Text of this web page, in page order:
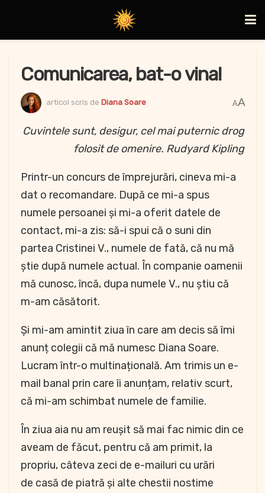
Comunicarea, bat-o vina!
articol scris de Diana Soare AA
Cuvintele sunt, desigur, cel mai puternic drog
folosit de omenire. Rudyard Kipling
Printr-un concurs de împrejurări, cineva mi-a
dat o recomandare. După ce mi-a spus
numele persoanei și mi-a oferit datele de
contact, mi-a zis: să-i spui că o suni din
partea Cristinei V., numele de fată, că nu mă
știe după numele actual. În companie oamenii
mă cunosc, încă, dupa numele V., nu știu că
m-am căsătorit.
Și mi-am amintit ziua în care am decis să îmi
anunț colegii că mă numesc Diana Soare.
Lucram într-o multinațională. Am trimis un e-
mail banal prin care îi anunțam, relativ scurt,
că mi-am schimbat numele de familie.
În ziua aia nu am reușit să mai fac nimic din ce
aveam de făcut, pentru că am primit, la
propriu, câteva zeci de e-mailuri cu urări
de casă de piatră și alte chestii nostime